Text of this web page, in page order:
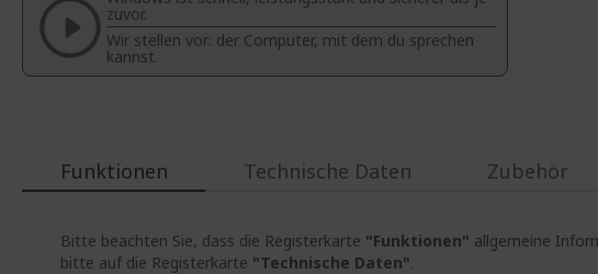
zuvor.
Wir stellen vor: der Computer, mit dem du sprechen
kannst.
Funktionen
Bitte beachten Sie, dass die Registerkarte "Funktionen" allgemeine
bitte auf die Registerkarte "Technische Daten".
Technische Daten Zubehör